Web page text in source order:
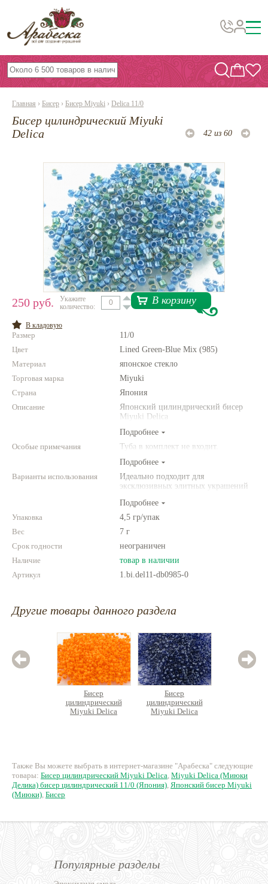
Бусины, подвески, декор
Бисер
Фурнитура
Инструменты и материалы
Эпоксидная смола
Шнуры, ленты, нитки
По темам и сезонам
Бисер TOHO
Нетемнеющая фурнитура
Всё для вышивки
Проволока
Натуральные камни
Каталог
Главная › Бисер › Бисер Miyuki › Delica 11/0
Бисер цилиндрический Miyuki
Delica
42 из 60
250 руб.
Укажите
количество:
В корзину
В кладовую
Размер
11/0
Цвет
Lined Green-Blue Mix (985)
Материал
японское стекло
Торговая марка
Miyuki
Страна
Япония
Описание
Японский цилиндрический бисер
Miyuki Delica
Подробнее
Особые примечания
Туба в комплект не входит.
Подробнее
Варианты использования
Идеально подходит для
эксклюзивных элитных украшений
для сутажной вышивки, для
создания богатых колье, ожерелий,
браслетов, серег и колец.
Фантазируйте!
Подробнее
Упаковка
4,5 гр/упак
Вес
7 г
Срок годности
неограничен
Наличие
товар в наличии
Артикул
1.bi.del11-db0985-0
Другие товары данного раздела
Бисер
цилиндрический
Miyuki Delica
Бисер
цилиндрический
Miyuki Delica
Также Вы можете выбрать в интернет-магазине "Арабеска" следующие
товары: Бисер цилиндрический Miyuki Delica, Miyuki Delica (Миюки
Делика) бисер цилиндрический 11/0 (Япония), Японский бисер Miyuki
(Миюки), Бисер
Популярные разделы